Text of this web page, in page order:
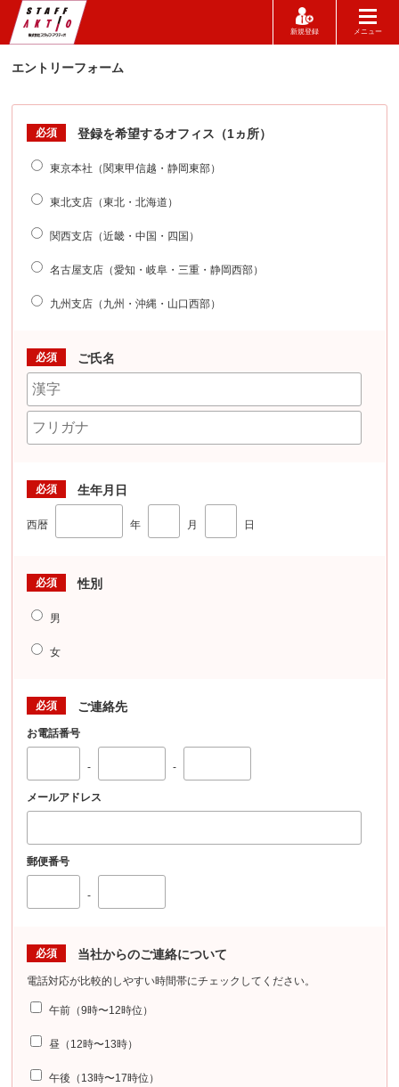
新規登録 メニュー
エントリーフォーム
必須 登録を希望するオフィス（1ヵ所）
東京本社（関東甲信越・静岡東部）
東北支店（東北・北海道）
関西支店（近畿・中国・四国）
名古屋支店（愛知・岐阜・三重・静岡西部）
九州支店（九州・沖縄・山口西部）
必須 ご氏名
必須 生年月日
西暦 年 月 日
必須 性別
男
女
必須 ご連絡先
お電話番号
- -
メールアドレス
郵便番号
-
必須 当社からのご連絡について
電話対応が比較的しやすい時間帯にチェックしてください。
午前（9時〜12時位）
昼（12時〜13時）
午後（13時〜17時位）